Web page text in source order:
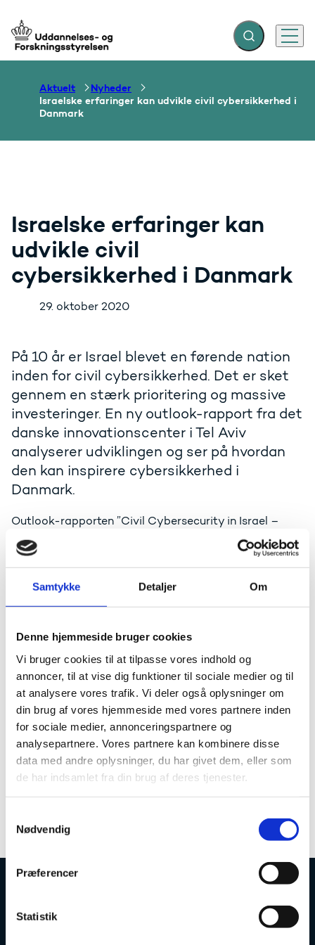
Samtykke Detaljer Om
Denne hjemmeside bruger cookies
Vi bruger cookies til at tilpasse vores indhold og
annoncer, til at vise dig funktioner til sociale medier og til
at analysere vores trafik. Vi deler også oplysninger om
din brug af vores hjemmeside med vores partnere inden
for sociale medier, annonceringspartnere og
analysepartnere. Vores partnere kan kombinere disse
data med andre oplysninger, du har givet dem, eller som
de har indsamlet fra din brug af deres tjenester.
Nødvendig
Præferencer
Statistik
Gå til forsiden Fold søgefelt ud
Menu
Aktuelt
Nyheder
Israelske erfaringer kan udvikle civil cybersikkerhed i
Danmark
Israelske erfaringer kan
udvikle civil
cybersikkerhed i Danmark
29. oktober 2020
På 10 år er Israel blevet en førende nation
inden for civil cybersikkerhed. Det er sket
gennem en stærk prioritering og massive
investeringer. En ny outlook-rapport fra det
danske innovationscenter i Tel Aviv
analyserer udviklingen og ser på hvordan
den kan inspirere cybersikkerhed i
Danmark.
Outlook-rapporten ”Civil Cybersecurity in Israel –
Policy and Research Environment Review From one of
the World’s leading Cyber Hubs” gennemgår Israels
styrkeposition på civil cybersikkerhed. Den israelske
position baserer sig på tre områder: 1) etableringen af
en national cyberstrategi, 2) et stærkt innovation- og
forskningsøkosystem samt 3) adgang til kvalificeret
Israles cybersikkerhedsstrategi og giver indsigt i hvilke
innovations- og forskningsprogrammer, der har været
med til at etablere og forme Israels økosystem inden
for cybersikkerhed, herunder de
uddannelsesprogrammer, der skaber nyt talent.
Afslutningsvis kommer rapporten med en række
anbefalinger til, hvordan cybersikkerhed kan udvikles
og styrkes i Danmark ud fra de israelske erfaringer.
Uddannelses- og Forskningsstyrelsen